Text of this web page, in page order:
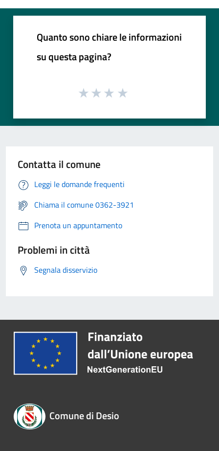
Quanto sono chiare le informazioni
su questa pagina?
Contatta il comune
Leggi le domande frequenti
Chiama il comune 0362-3921
Prenota un appuntamento
Problemi in città
Segnala disservizio
Comune di Desio